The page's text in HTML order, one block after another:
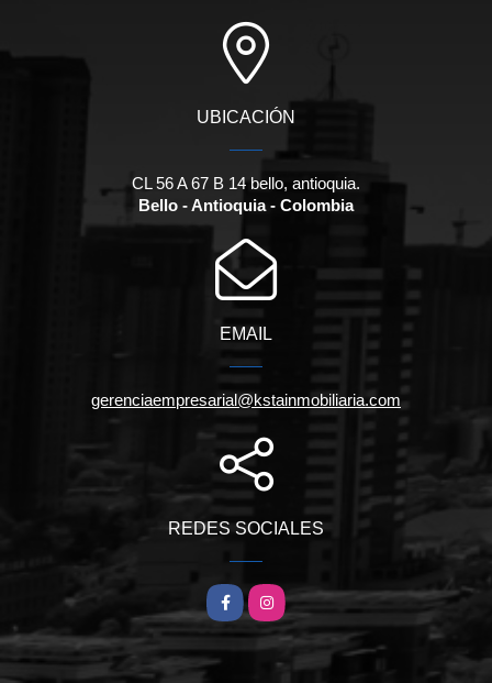
UBICACIÓN
CL 56 A 67 B 14 bello, antioquia.
Bello - Antioquia - Colombia
EMAIL
gerenciaempresarial@kstainmobiliaria.com
REDES SOCIALES
FacebookInstagram